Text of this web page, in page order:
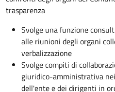
trasparenza
Svolge una funzione
alle riunioni degli organi
verbalizzazione
Svolge compiti di
giuridico-amministrativa
dell'ente e dei dirigenti in